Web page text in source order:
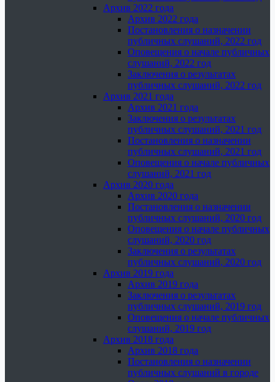
Архив 2022 года
Архив 2022 года
Постановления о назначении
публичных слушаний, 2022 год
Оповещения о начале публичных
слушаний, 2022 год
Заключения о результатах
публичных слушаний, 2022 год
Архив 2021 года
Архив 2021 года
Заключения о результатах
публичных слушаний, 2021 год
Постановления о назначении
публичных слушаний, 2021 год
Оповещения о начале публичных
слушаний, 2021 год
Архив 2020 года
Архив 2020 года
Постановления о назначении
публичных слушаний, 2020 год
Оповещения о начале публичных
слушаний, 2020 год
Заключения о результатах
публичных слушаний, 2020 год
Архив 2019 года
Архив 2019 года
Заключения о результатах
публичных слушаний, 2019 год
Оповещения о начале публичных
слушаний, 2019 год
Архив 2018 года
Архив 2018 года
Постановления о назначении
публичных слушаний в городе